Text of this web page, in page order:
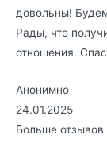
довольны!
Рады, что
отношения.
Анонимно
24.01.2025
Больше отзывов